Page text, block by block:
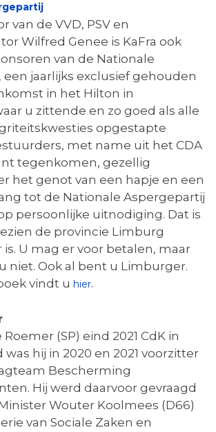
van de VVD, PSV en
Wilfred Genee is KaFra ook
van de Nationale
jaarlijks exclusief gehouden
in het Hilton in
u zittende en zo goed als alle
opgestapte
met name uit het CDA
tegenkomen, gezellig
het genot van een hapje en een
tot de Nationale Aspergepartij
persoonlijke uitnodiging. Dat is
de provincie Limburg
U mag er voor betalen, maar
niet. Ook al bent u Limburger.
vindt u hier.
(SP) eind 2021 CdK in
hij in 2020 en 2021 voorzitter
Bescherming
Hij werd daarvoor gevraagd
Wouter Koolmees (D66)
van Sociale Zaken en